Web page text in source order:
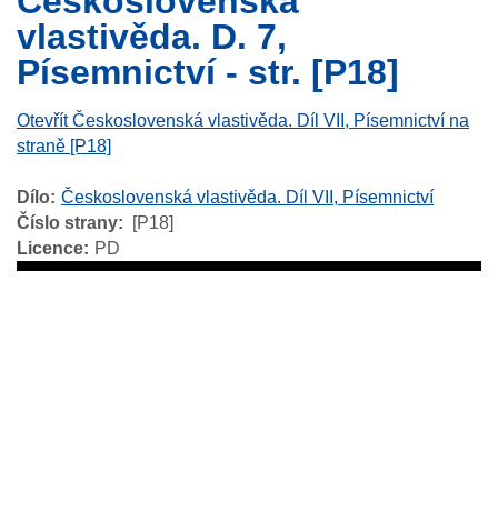
vlastivěda. D. 7,
Písemnictví - str. [P18]
Otevřít Československá vlastivěda. Díl VII, Písemnictví na
straně [P18]
Dílo Československá vlastivěda. Díl VII, Písemnictví
Číslo strany
[P18]
Licence
PD